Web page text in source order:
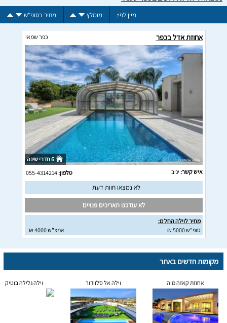
מיין לפי: מומלץ מחיר בסופ"ש
אחוזת אדל בכפר כפר שמאי
6 חדרי שינה
איש קשר: יניב טלפון:055-4314214
לא נמצאו חוות דעת
לא עודכנו תאריכים פנויים
מחיר לוילה החל מ:
סופ"ש 5000 ₪
אמצ"ש 4000 ₪
מקומות חדשים באתר
אחוזת קאזה מיה וילה אל סלוודור וילה גלילה בוטיק